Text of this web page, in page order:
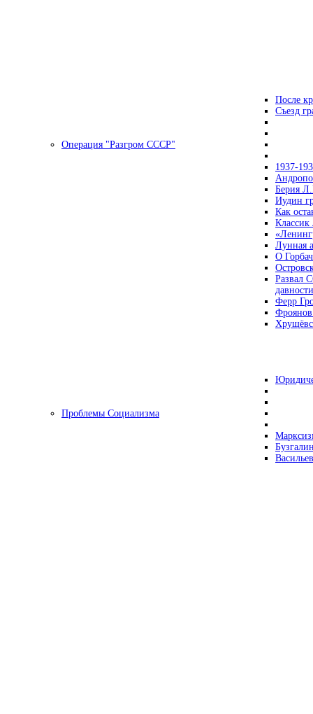
После
Съезд
Операция "Разгром СССР"
1937-
Берия
Иудин
Как
Лунная
О
Развал
давности
Ферр
Проблемы Социализма